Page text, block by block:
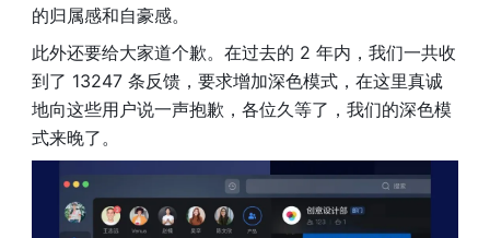
的归属感和自豪感。
此外还要给大家道个歉。在过去的 2 年内，我们一共收
到了 13247 条反馈，要求增加深色模式，在这里真诚
地向这些用户说一声抱歉，各位久等了，我们的深色模
式来晚了。